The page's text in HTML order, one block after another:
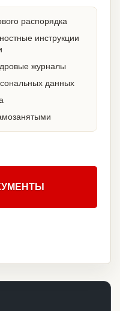
распорядка
инструкции
журналы
данных